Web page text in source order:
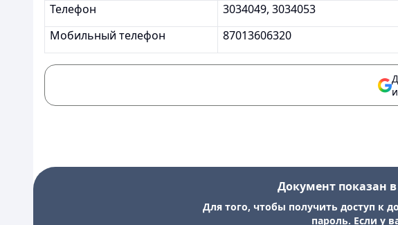
Телефон
3034049, 3034053
Мобильный телефон
87013606320
Документ показан
Для того, чтобы получить доступ к
пароль. Если у